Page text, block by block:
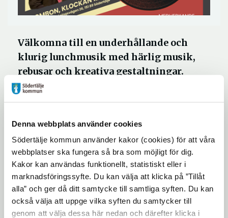
Denna webbplats använder cookies
Södertälje kommun använder kakor (cookies) för att våra
webbplatser ska fungera så bra som möjligt för dig.
Kakor kan användas funktionellt, statistiskt eller i
marknadsföringssyfte. Du kan välja att klicka på ”Tillåt
alla” och ger då ditt samtycke till samtliga syften. Du kan
också välja att uppge vilka syften du samtycker till
genom att välja dessa här nedan och därefter klicka i
Välkomna till en underhållande och
klurig lunchmusik med härlig musik,
rebusar och kreativa gestaltningar.
Skratta, njut och sjung med!
Onsdag 2 april är det Kultur 365 som
piano står för lunchmusiken på Trombon.
Det kommer att bjudas på allt från sånger
av Cornelis Vreeswijk till kreativa
gestaltningar av underhållningslegender
från förr.